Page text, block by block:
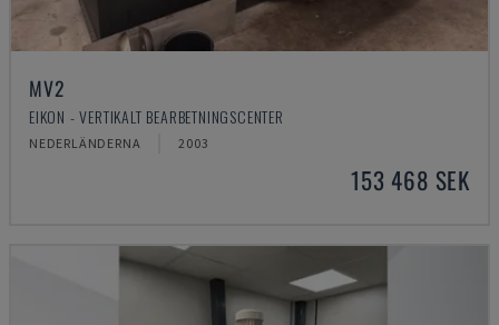
MV2
EIKON - VERTIKALT BEARBETNINGSCENTER
NEDERLÄNDERNA 2003
153 468 SEK